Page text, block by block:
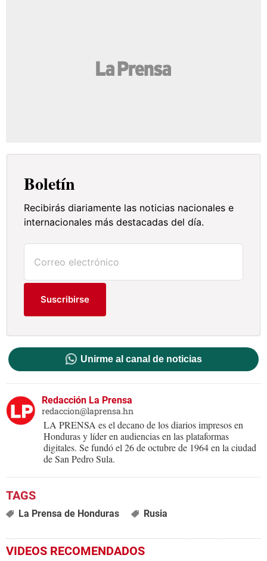
Boletín
Recibirás diariamente las noticias nacionales e
internacionales más destacadas del día.
Suscribirse
Unirme al canal de noticias
Redacción La Prensa
redaccion@laprensa.hn
LA PRENSA es el decano de los diarios impresos en
Honduras y líder en audiencias en las plataformas
digitales. Se fundó el 26 de octubre de 1964 en la ciudad
de San Pedro Sula.
La Prensa de Honduras Rusia
VIDEOS RECOMENDADOS